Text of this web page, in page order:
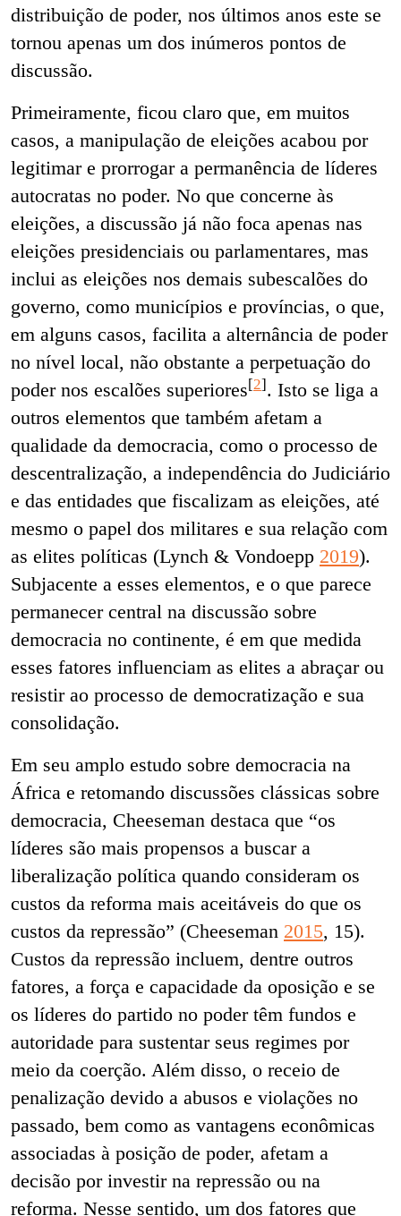
distribuição de poder, nos últimos anos este se
tornou apenas um dos inúmeros pontos de
discussão.
Primeiramente, ficou claro que, em muitos
casos, a manipulação de eleições acabou por
legitimar e prorrogar a permanência de líderes
autocratas no poder. No que concerne às
eleições, a discussão já não foca apenas nas
eleições presidenciais ou parlamentares, mas
inclui as eleições nos demais subescalões do
governo, como municípios e províncias, o que,
em alguns casos, facilita a alternância de poder
no nível local, não obstante a perpetuação do
poder nos escalões superiores[2]. Isto se liga a
outros elementos que também afetam a
qualidade da democracia, como o processo de
descentralização, a independência do Judiciário
e das entidades que fiscalizam as eleições, até
mesmo o papel dos militares e sua relação com
as elites políticas (Lynch & Vondoepp 2019).
Subjacente a esses elementos, e o que parece
permanecer central na discussão sobre
democracia no continente, é em que medida
esses fatores influenciam as elites a abraçar ou
resistir ao processo de democratização e sua
consolidação.
Em seu amplo estudo sobre democracia na
África e retomando discussões clássicas sobre
democracia, Cheeseman destaca que “os
líderes são mais propensos a buscar a
liberalização política quando consideram os
custos da reforma mais aceitáveis ​​do que os
custos da repressão” (Cheeseman 2015, 15).
Custos da repressão incluem, dentre outros
fatores, a força e capacidade da oposição e se
os líderes do partido no poder têm fundos e
autoridade para sustentar seus regimes por
meio da coerção. Além disso, o receio de
penalização devido a abusos e violações no
passado, bem como as vantagens econômicas
associadas à posição de poder, afetam a
decisão por investir na repressão ou na
reforma. Nesse sentido, um dos fatores que